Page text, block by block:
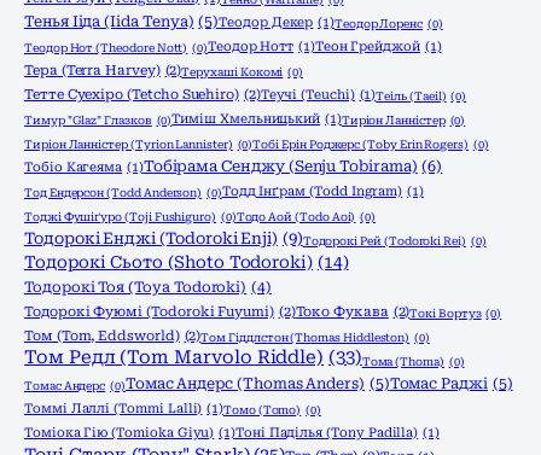
Тенья Ііда (Iida Tenya) (5)Теодор Декер (1)Теодор Лоренс (0)
Теодор Нот (Theodore Nott) (0)Теодор Нотт (1)Теон Грейджой (1)
Тера (Terra Harvey) (2)Терухаші Кокомі (0)
Тетте Суехіро (Tetcho Suehiro) (2)Теучі (Teuchi) (1)Теіль (Taeil) (0)
Тимур "Glaz" Глазков (0)Тиміш Хмельницький (1)Тиріон Ланністер (0)
Тиріон Ланністер (Tyrion Lannister) (0)Тобі Ерін Роджерс (Toby Erin Rogers) (0)
Тобіо Кагеяма (1)Тобірама Сенджу (Senju Tobirama) (6)
Тод Ендерсон (Todd Anderson) (0)Тодд Інґрам (Todd Ingram) (1)
Тоджі Фушіґуро (Toji Fushiguro) (0)Тодо Аой (Todo Aoi) (0)
Тодорокі Енджі (Todoroki Enji) (9)Тодорокі Рей (Todoroki Rei) (0)
Тодорокі Сьото (Shoto Todoroki) (14)
Тодорокі Тоя (Toya Todoroki) (4)
Тодорокі Фуюмі (Todoroki Fuyumi) (2)Токо Фукава (2)Токі Вортуз (0)
Том (Tom, Eddsworld) (2)Том Гіддлстон (Thomas Hiddleston) (0)
Том Редл (Tom Marvolo Riddle) (33)Тома (Thoma) (0)
Томас Андерс (0)Томас Андерс (Thomas Anders) (5)Томас Раджі (5)
Томмі Лаллі (Tommi Lalli) (1)Томо (Tomo) (0)
Томіока Гію (Tomioka Giyu) (1)Тоні Паділья (Tony Padilla) (1)